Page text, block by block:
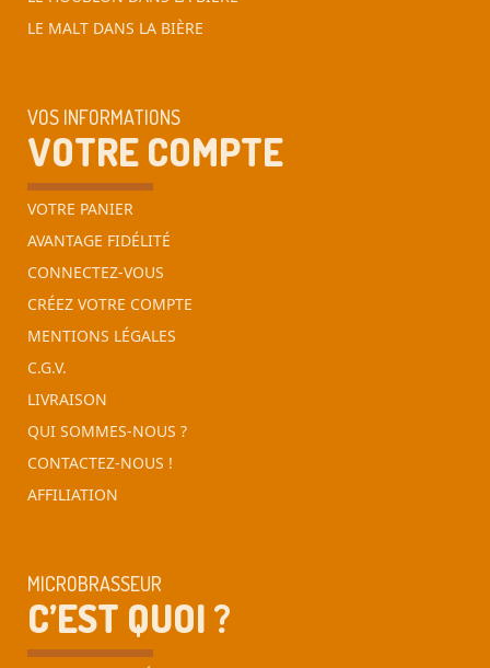
LE MALT DANS LA BIÈRE
VOS INFORMATIONS
VOTRE COMPTE
VOTRE PANIER
AVANTAGE FIDÉLITÉ
CONNECTEZ-VOUS
CRÉEZ VOTRE COMPTE
MENTIONS LÉGALES
C.G.V.
LIVRAISON
QUI SOMMES-NOUS ?
CONTACTEZ-NOUS !
AFFILIATION
MICROBRASSEUR
C’EST QUOI ?